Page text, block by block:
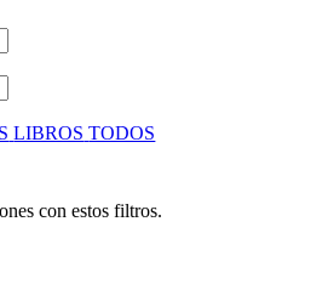
LIBROS TODOS
con estos filtros.